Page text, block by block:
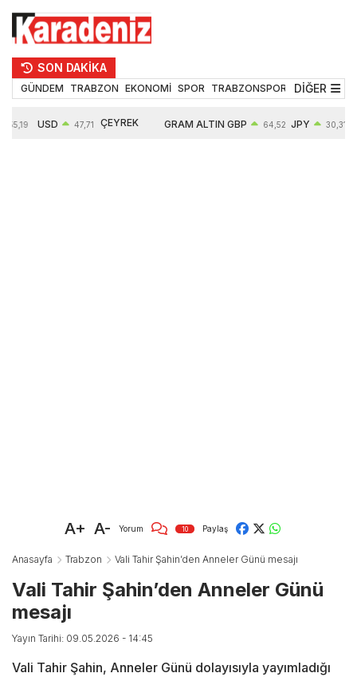
SON DAKİKA
GÜNDEM TRABZON EKONOMİ SPOR TRABZONSPOR TEKNOLOJİ
DİĞER
55,19 USD 47,71 ÇEYREK GRAM ALTIN GBP 64,52 JPY 30,31
A+ A- Yorum 10 Paylaş
Anasayfa Trabzon Vali Tahir Şahin’den Anneler Günü mesajı
Vali Tahir Şahin’den Anneler Günü
mesajı
Yayın Tarihi: 09.05.2026 - 14:45
Vali Tahir Şahin, Anneler Günü dolayısıyla yayımladığı